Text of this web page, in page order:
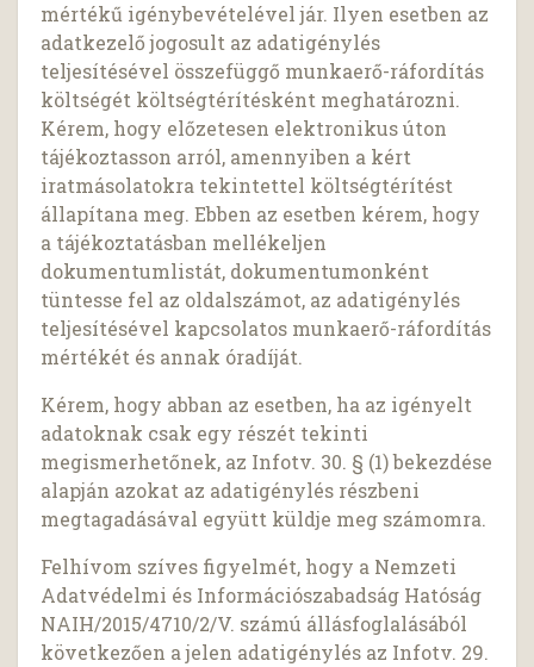
mértékű igénybevételével jár. Ilyen esetben az
adatkezelő jogosult az adatigénylés
teljesítésével összefüggő munkaerő-ráfordítás
költségét költségtérítésként meghatározni.
Kérem, hogy előzetesen elektronikus úton
tájékoztasson arról, amennyiben a kért
iratmásolatokra tekintettel költségtérítést
állapítana meg. Ebben az esetben kérem, hogy
a tájékoztatásban mellékeljen
dokumentumlistát, dokumentumonként
tüntesse fel az oldalszámot, az adatigénylés
teljesítésével kapcsolatos munkaerő-ráfordítás
mértékét és annak óradíját.
Kérem, hogy abban az esetben, ha az igényelt
adatoknak csak egy részét tekinti
megismerhetőnek, az Infotv. 30. § (1) bekezdése
alapján azokat az adatigénylés részbeni
megtagadásával együtt küldje meg számomra.
Felhívom szíves figyelmét, hogy a Nemzeti
Adatvédelmi és Információszabadság Hatóság
NAIH/2015/4710/2/V. számú állásfoglalásából
következően a jelen adatigénylés az Infotv. 29.